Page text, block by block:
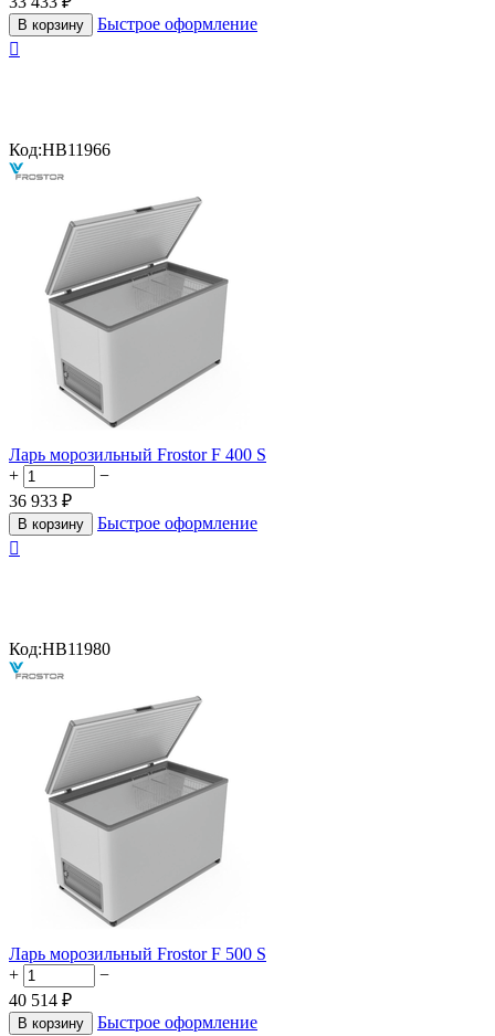
В корзину
Быстрое оформление

Код:HB11966
Ларь морозильный Frostor F 400 S
+
−
36 933 ₽
В корзину
Быстрое оформление

Код:HB11980
Ларь морозильный Frostor F 500 S
+
−
40 514 ₽
В корзину
Быстрое оформление